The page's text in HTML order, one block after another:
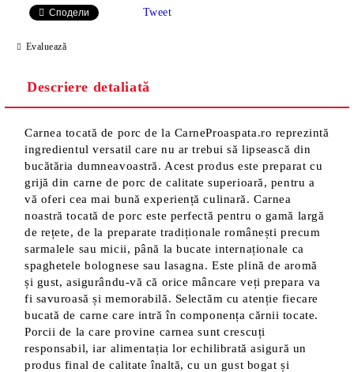
Сподели Tweet
Evaluează
Descriere detaliată
Carnea tocată de porc de la CarneProaspata.ro reprezintă
ingredientul versatil care nu ar trebui să lipsească din
bucătăria dumneavoastră. Acest produs este preparat cu
grijă din carne de porc de calitate superioară, pentru a
vă oferi cea mai bună experiență culinară. Carnea
noastră tocată de porc este perfectă pentru o gamă largă
de rețete, de la preparate tradiționale românești precum
sarmalele sau micii, până la bucate internaționale ca
spaghetele bolognese sau lasagna. Este plină de aromă
și gust, asigurându-vă că orice mâncare veți prepara va
fi savuroasă și memorabilă. Selectăm cu atenție fiecare
bucată de carne care intră în componența cărnii tocate.
Porcii de la care provine carnea sunt crescuți
responsabil, iar alimentația lor echilibrată asigură un
produs final de calitate înaltă, cu un gust bogat și